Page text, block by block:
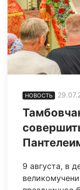
НОВОСТЬ
9 августа, в